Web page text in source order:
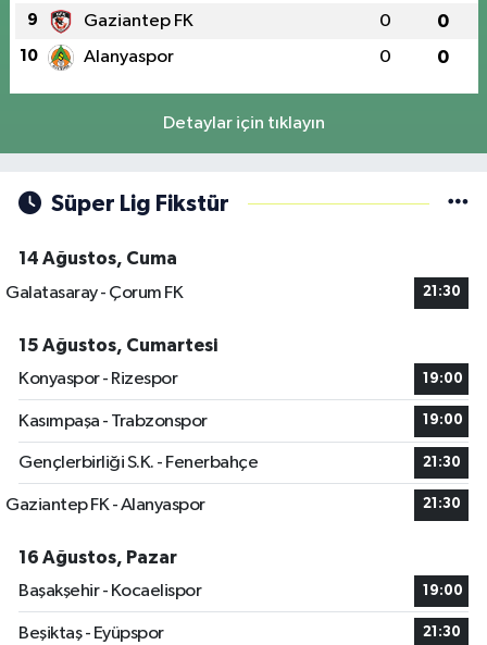
9 Gaziantep FK 0 0
10 Alanyaspor 0 0
Detaylar için tıklayın
Süper Lig Fikstür
14 Ağustos, Cuma
Galatasaray - Çorum FK
21:30
15 Ağustos, Cumartesi
Konyaspor - Rizespor
19:00
Kasımpaşa - Trabzonspor 19:00
Gençlerbirliği S.K. - Fenerbahçe 21:30
Gaziantep FK - Alanyaspor 21:30
16 Ağustos, Pazar
Başakşehir - Kocaelispor
19:00
Beşiktaş - Eyüpspor 21:30